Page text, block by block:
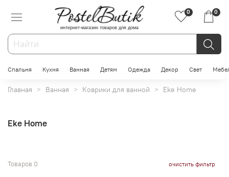
интернет-магазин товаров для дома
0 0
Спальня Кухня Ванная Детям Одежда Декор Свет
Главная Ванная Коврики для ванной Eke Home
Eke Home
Товаров 0 очистить фильтр